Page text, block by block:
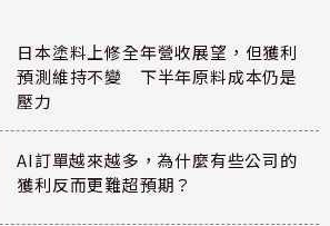
日本塗料上修全年營收展望，但獲利
預測維持不變 下半年原料成本仍是
壓力
AI訂單越來越多，為什麼有些公司的
獲利反而更難超預期？